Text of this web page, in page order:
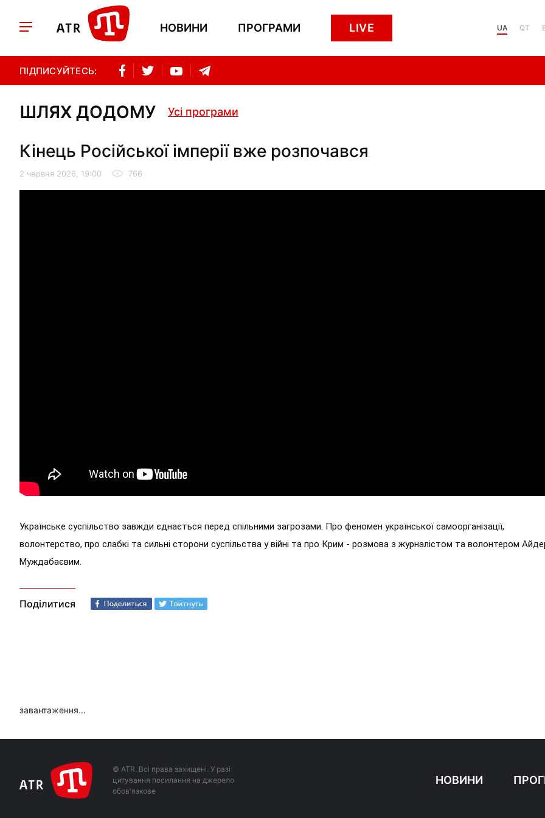
НОВИНИ ПРОГРАМИ LIVE UA QT
ПІДПИСУЙТЕСЬ:
ШЛЯХ ДОДОМУ Усі програми
Кінець Російської імперії вже розпочався
2 червня 2026, 19:00 766
Українське суспільство завжди єднається перед спільними загрозами. Про феномен української самоорганізації,
волонтерство, про слабкі та сильні сторони суспільства у війні та про Крим - розмова з журналістом та волонтером
Муждабаєвим.
Поділитися
завантаження...
© ATR. Всі права захищені. У разі
цитування посилання на джерело
обов'язкове
НОВИНИ